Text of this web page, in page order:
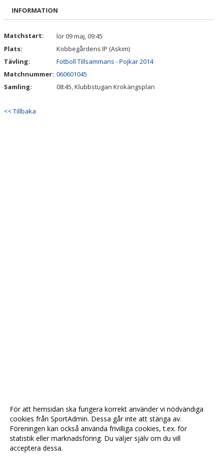
KONTAKT
INFORMATION
Matchstart:
lör 09 maj, 09:45
Plats:
Kobbegårdens IP (Askim)
Tävling:
Fotboll Tillsammans - Pojkar 2014
Matchnummer: 060601045
Samling:
08:45, Klubbstugan Krokängsplan
<< Tillbaka
För att hemsidan ska fungera korrekt använder vi nödvändiga
cookies från SportAdmin. Dessa går inte att stänga av.
Föreningen kan också använda frivilliga cookies, t.ex. för
statistik eller marknadsföring. Du väljer själv om du vill
acceptera dessa.